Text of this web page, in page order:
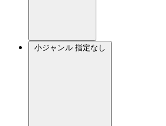
小ジャンル 指定なし